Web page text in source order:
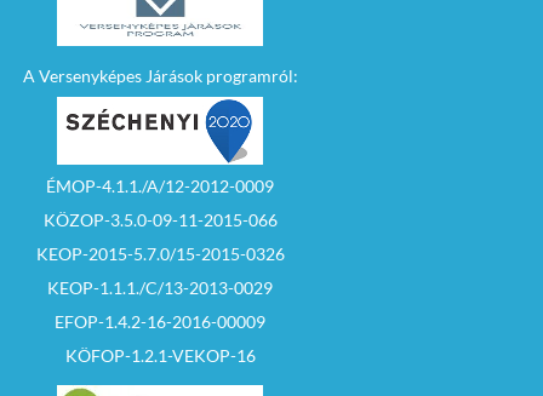
A Versenyképes Járások programról:
ÉMOP-4.1.1./A/12-2012-0009
KÖZOP-3.5.0-09-11-2015-066
KEOP-2015-5.7.0/15-2015-0326
KEOP-1.1.1./C/13-2013-0029
EFOP-1.4.2-16-2016-00009
KÖFOP-1.2.1-VEKOP-16